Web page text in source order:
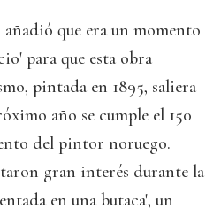
que era un momento
para que esta obra
pintada en 1895, saliera
año se cumple el 150
del pintor noruego.
gran interés durante la
en una butaca', un